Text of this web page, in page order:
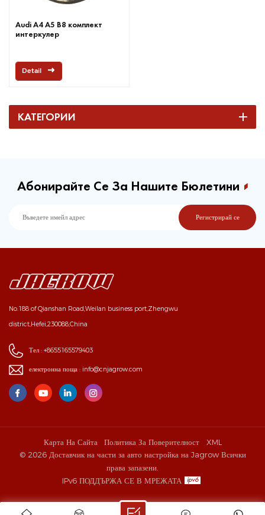
Audi A4 A5 B8 комплект
интеркулер
Detail
КАТЕГОРИИ
Абонирайте Се За Нашите Бюлетини
No.188 of Qianshan Road,Weilan business port,Zhengwu
district,Hefei,230088,China
Тел : +8655165579403
електронна поща : info@cnjagrow.com
Карта На Сайта Политика За Поверителност
XML
© 2026 Доставчик на части за авто настройка на Jagrow Всички
права запазени.
IPv6 ПОДДЪРЖА СЕ В МРЕЖАТА